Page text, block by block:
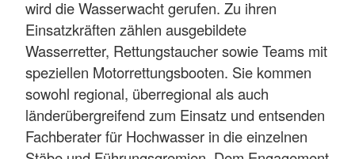
wird die Wasserwacht gerufen. Zu ihren
Einsatzkräften zählen ausgebildete
Wasserretter, Rettungstaucher sowie Teams mit
speziellen Motorrettungsbooten. Sie kommen
sowohl regional, überregional als auch
länderübergreifend zum Einsatz und entsenden
Fachberater für Hochwasser in die einzelnen